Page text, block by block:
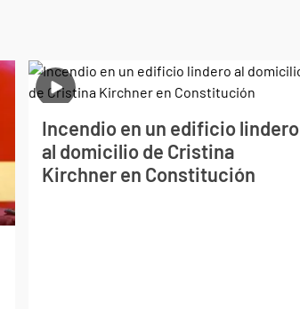
Incendio en un edificio lindero
al domicilio de Cristina
Kirchner en Constitución